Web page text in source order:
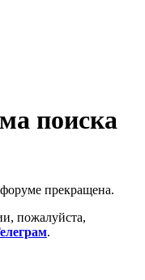
поиска
прекращена.
пожалуйста,
.